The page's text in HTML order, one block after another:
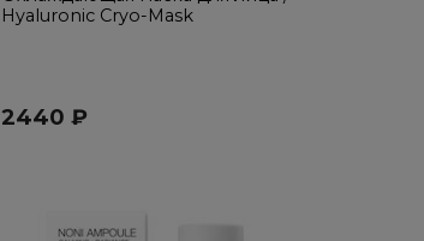
Hyaluronic Cryo-Mask
2440 ₽